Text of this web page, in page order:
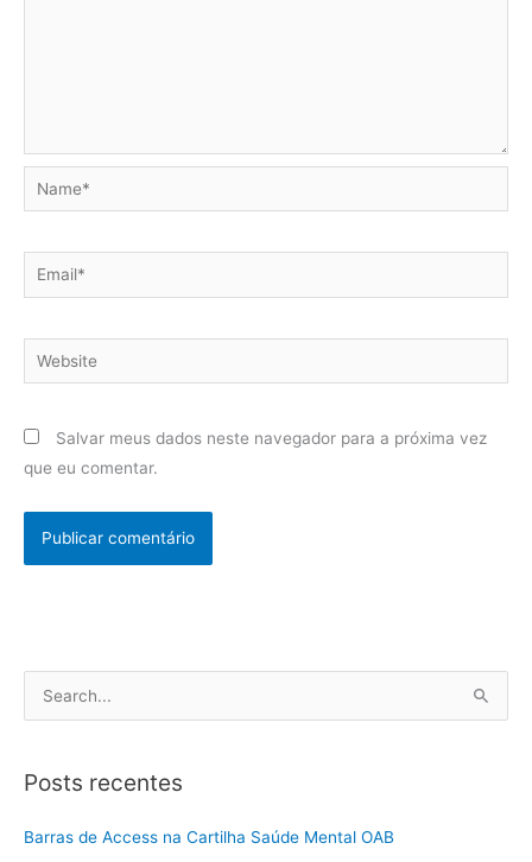
Name*
Email*
Website
Salvar meus dados neste navegador para a próxima vez
que eu comentar.
q
u
Posts recentes
Barras de Access na Cartilha Saúde Mental OAB